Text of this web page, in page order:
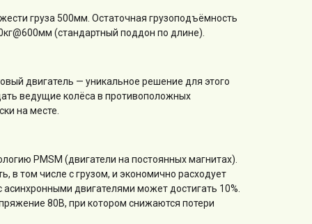
груза 500мм. Остаточная грузоподъёмность
(стандартный поддон по длине).
двигатель — уникальное решение для этого
ведущие колёса в противоположных
на месте.
PMSM (двигатели на постоянных магнитах).
в том числе с грузом, и экономично расходует
двигателями может достигать 10%.
80В, при котором снижаются потери